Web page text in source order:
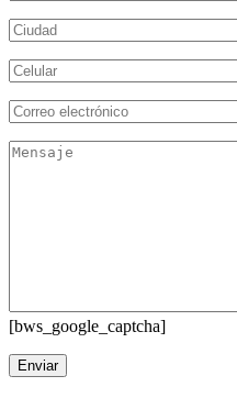
[bws_google_captcha]